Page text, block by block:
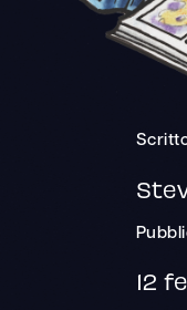
12